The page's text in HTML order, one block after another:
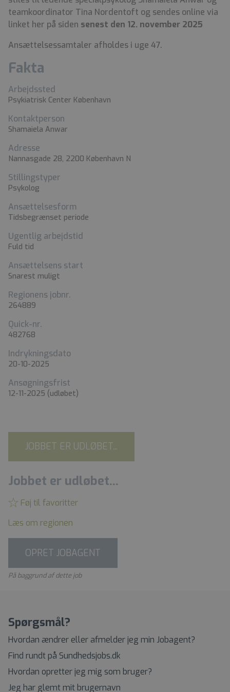
teamkoordinator Tina Nordentoft og sendes online via
linket her på siden senest den 12. november 2025
Ansættelsessamtaler afholdes i uge 47.
Fakta
Arbejdssted
Psykiatrisk Center København
Kontaktperson
Shamaiela Anwar
Adresse
Nannasgade 28, 2200 København N
Stillingstyper
Psykolog
Ansættelsesform
Tidsbegrænset periode
Ugentlig arbejdstid
Fuld tid
Ansættelsens start
Snarest muligt
Regionens jobnr.
264889
Quick-nr.
482768
Indrykningsdato
20-10-2025
Ansøgningsfrist
12-11-2025 (udløbet)
JOBBET ER UDLØBET...
Jobbet er udløbet...
Føj til favoritter
Læs om regionen
OPRET JOBAGENT
På baggrund af dette job
Spørgsmål?
Hvordan ændrer eller afmelder jeg min Jobagent?
Find rundt på Sundhedsjobs.dk
Hvordan opretter jeg mig som bruger?
Jeg har glemt mit brugernavn